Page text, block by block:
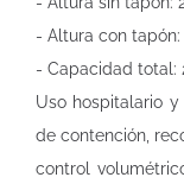
- Altura con tapón:
- Capacidad total:
Uso hospitalario
de contención,
control